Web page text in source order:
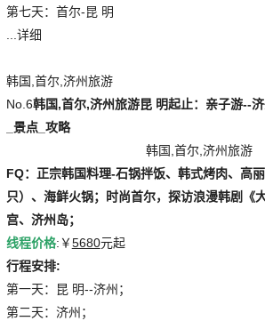
第七天：首尔-昆 明
...详细
韩国,首尔,济州旅游
No.6韩国,首尔,济州旅游昆 明起止：亲子游--
_景点_攻略
韩国,首尔,济州旅游
FQ：正宗韩国料理-石锅拌饭、韩式烤肉、高
只）、海鲜火锅；时尚首尔，探访浪漫韩剧《
宫、济州岛；
线程价格:￥5680元起
行程安排:
第一天：昆 明--济州；
第二天：济州；